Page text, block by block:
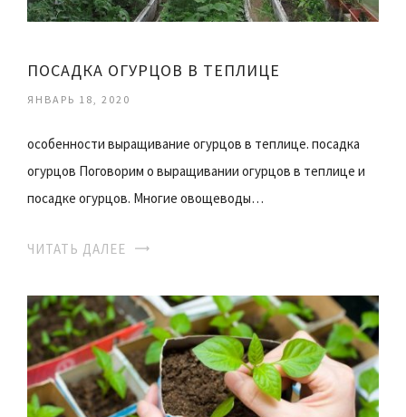
ПОСАДКА ОГУРЦОВ В ТЕПЛИЦЕ
ЯНВАРЬ 18, 2020
особенности выращивание огурцов в теплице. посадка
огурцов Поговорим о выращивании огурцов в теплице и
посадке огурцов. Многие овощеводы…
ЧИТАТЬ ДАЛЕЕ